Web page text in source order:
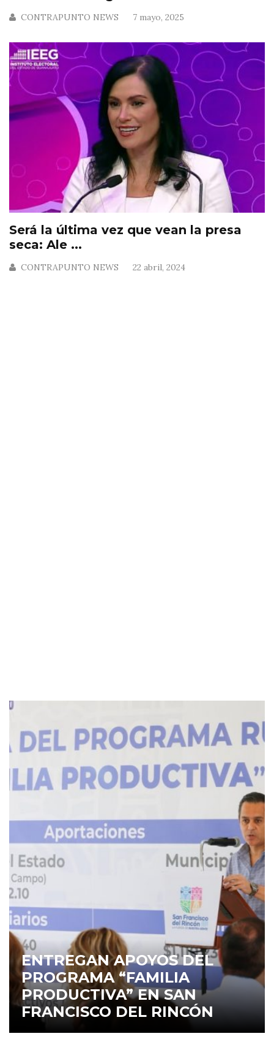
CONTRAPUNTO NEWS 7 mayo, 2025
Será la última vez que vean la presa
seca: Ale ...
CONTRAPUNTO NEWS 22 abril, 2024
ENTREGAN APOYOS DEL
PROGRAMA “FAMILIA
PRODUCTIVA” EN SAN
FRANCISCO DEL RINCÓN